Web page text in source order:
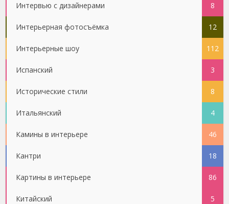
Интервью с дизайнерами 8
Интерьерная фотосъёмка 12
Интерьерные шоу 112
Испанский 3
Исторические стили 8
Итальянский 4
Камины в интерьере 46
Кантри 18
Картины в интерьере 86
Китайский 5